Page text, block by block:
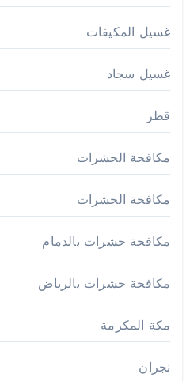
غسيل المكيفات
غسيل سجاد
قطر
مكافحة الحشرات
مكافحة الحشرات
مكافحة حشرات بالدمام
مكافحة حشرات بالرياض
مكة المكرمة
نجران